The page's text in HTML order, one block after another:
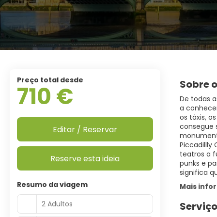
Sobre
De todas
a
os táxis,
consegue
Piccadillly
teatros a
punks e
Mais
Preço total desde
710 €
Editar / Reservar
Reserve esta ideia
Resumo da viagem
2 Adultos